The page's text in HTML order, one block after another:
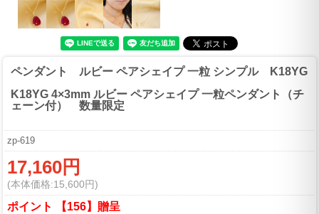
ペンダント ルビー ペアシェイプ 一粒 シンプル K18YG
K18YG 4×3mm ルビー ペアシェイプ 一粒ペンダント（チ
ェーン付） 数量限定
zp-619
17,160円
(本体価格:15,600円)
ポイント 【156】贈呈